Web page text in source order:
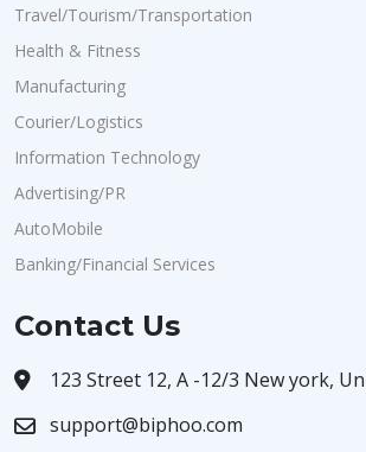
Travel/Tourism/Transportation
Health & Fitness
Manufacturing
Courier/Logistics
Information Technology
Advertising/PR
AutoMobile
Banking/Financial Services
Contact Us
123 Street 12, A -12/3 New york,
support@biphoo.com